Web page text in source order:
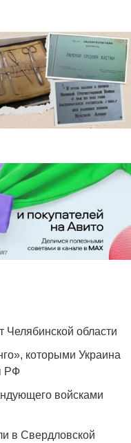
Челябинской области
которыми Украина
РФ
войсками
в Свердловской